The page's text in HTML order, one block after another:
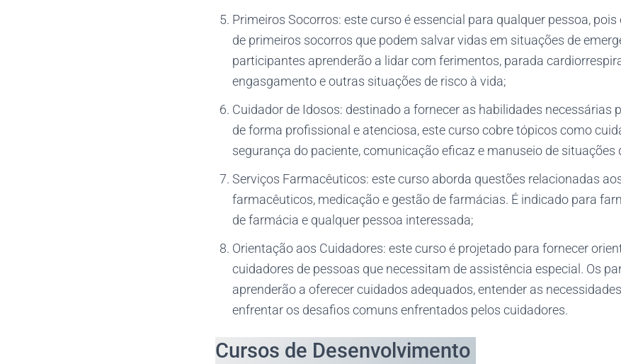
Primeiros Socorros: este curso é essencial para qualquer pessoa,
de primeiros socorros que podem salvar vidas em situações de
participantes aprenderão a lidar com ferimentos, parada
engasgamento e outras situações de risco à vida;
Cuidador de Idosos: destinado a fornecer as habilidades necessárias
de forma profissional e atenciosa, este curso cobre tópicos como
segurança do paciente, comunicação eficaz e manuseio de situações
Serviços Farmacêuticos: este curso aborda questões relacionadas
farmacêuticos, medicação e gestão de farmácias. É indicado para
de farmácia e qualquer pessoa interessada;
Orientação aos Cuidadores: este curso é projetado para fornecer
cuidadores de pessoas que necessitam de assistência especial. Os
aprenderão a oferecer cuidados adequados, entender as
enfrentar os desafios comuns enfrentados pelos cuidadores.
Cursos de Desenvolvimento